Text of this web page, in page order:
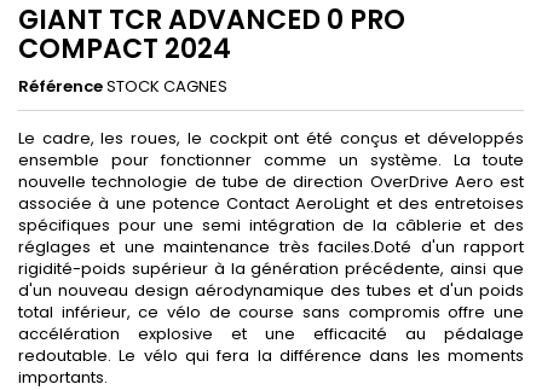
GIANT TCR ADVANCED 0 PRO
COMPACT 2024
RéférenceSTOCK CAGNES
Le cadre, les roues, le cockpit ont été conçus et développés
ensemble pour fonctionner comme un système. La toute
nouvelle technologie de tube de direction OverDrive Aero est
associée à une potence Contact AeroLight et des entretoises
spécifiques pour une semi intégration de la câblerie et des
réglages et une maintenance très faciles.Doté d'un rapport
rigidité-poids supérieur à la génération précédente, ainsi que
d'un nouveau design aérodynamique des tubes et d'un poids
total inférieur, ce vélo de course sans compromis offre une
accélération explosive et une efficacité au pédalage
redoutable. Le vélo qui fera la différence dans les moments
importants.